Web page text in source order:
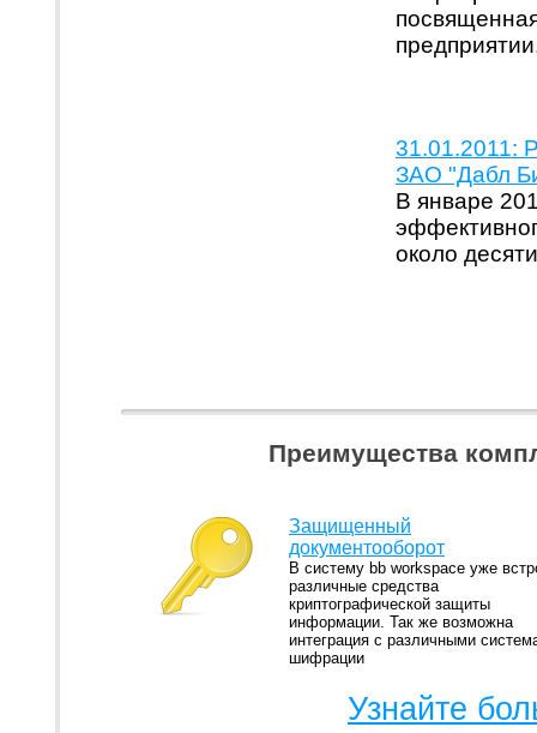
31.01.2011:
ЗАО "Дабл
В январе
около
Преимущества
Защищенный
документооборот
В систему bb workspace уже
различные средства
криптографической защиты
информации. Так же возможна
интеграция с различными
шифрации
Узнайте